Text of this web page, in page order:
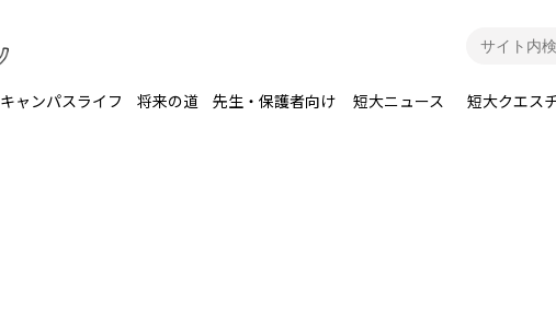
キャンパスライフ 将来の道 先生・保護者向け 短大ニュース 短大クエス